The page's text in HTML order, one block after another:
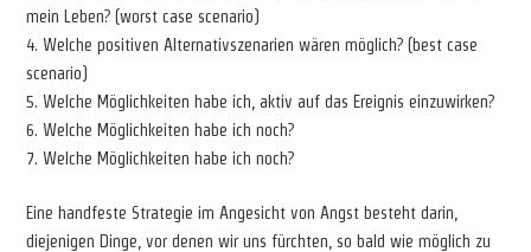
mein Leben? (worst case scenario)
4. Welche positiven Alternativszenarien wären möglich? (best case
scenario)
5. Welche Möglichkeiten habe ich, aktiv auf das Ereignis einzuwirken?
6. Welche Möglichkeiten habe ich noch?
7. Welche Möglichkeiten habe ich noch?
Eine handfeste Strategie im Angesicht von Angst besteht darin,
diejenigen Dinge, vor denen wir uns fürchten, so bald wie möglich zu